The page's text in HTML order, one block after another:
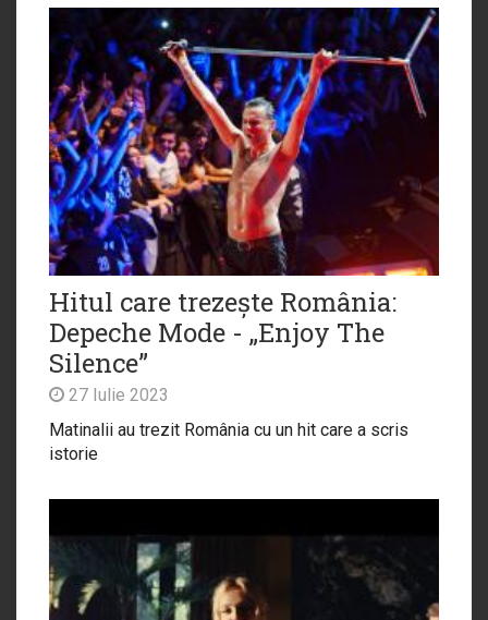
Hitul care trezește România:
Depeche Mode - „Enjoy The
Silence”
27 Iulie 2023
Matinalii au trezit România cu un hit care a scris
istorie